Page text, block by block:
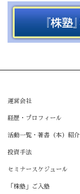
運営会社
経歴・プロフィール
活動一覧・著書（本）紹介
投資手法
セミナースケジュール
「株塾」ご入塾